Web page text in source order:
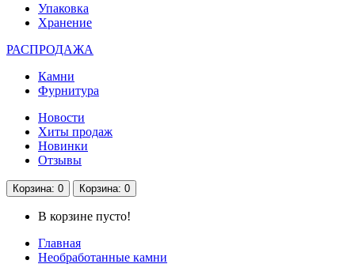
Упаковка
Хранение
РАСПРОДАЖА
Камни
Фурнитура
Новости
Хиты продаж
Новинки
Отзывы
Корзина: 0 Корзина: 0
В корзине пусто!
Главная
Необработанные камни